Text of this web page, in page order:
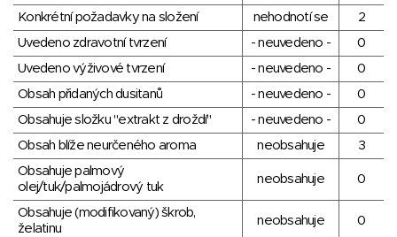
Konkrétní požadavky na složení nehodnotí se
2
Uvedeno zdravotní tvrzení
- neuvedeno -
0
Uvedeno výživové tvrzení
- neuvedeno -
0
Obsah přidaných dusitanů
- neuvedeno -
0
Obsahuje složku "extrakt z droždí"
- neuvedeno -
0
Obsah blíže neurčeného aroma
neobsahuje
3
Obsahuje palmový
olej/tuk/palmojádrový tuk
neobsahuje 0
Obsahuje (modifikovaný) škrob,
želatinu
neobsahuje 0